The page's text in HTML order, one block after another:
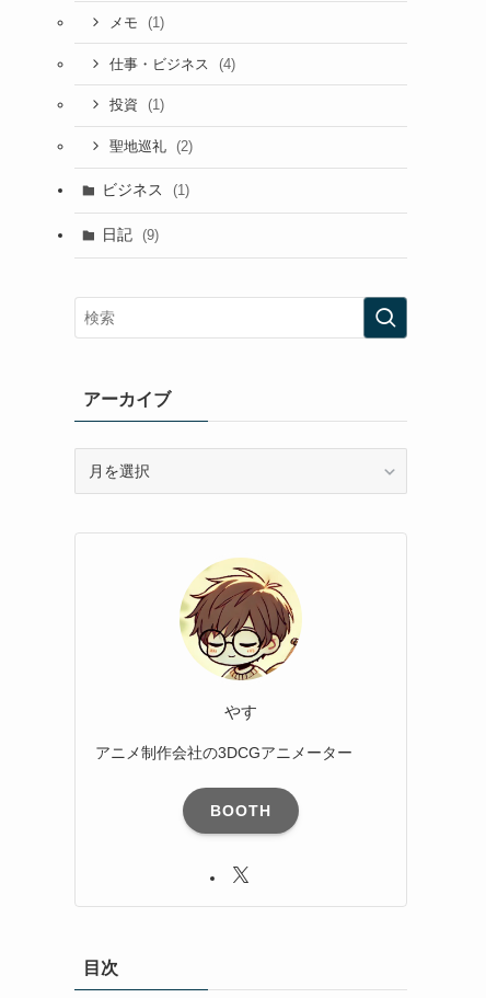
メモ (1)
仕事・ビジネス (4)
投資 (1)
聖地巡礼 (2)
ビジネス (1)
日記 (9)
アーカイブ
イ
やす
アニメ制作会社の3DCGアニメーター
BOOTH
目次